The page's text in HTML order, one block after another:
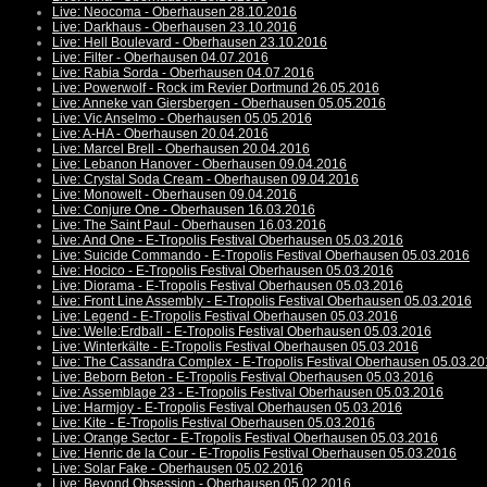
Live: Neocoma - Oberhausen 28.10.2016
Live: Darkhaus - Oberhausen 23.10.2016
Live: Hell Boulevard - Oberhausen 23.10.2016
Live: Filter - Oberhausen 04.07.2016
Live: Rabia Sorda - Oberhausen 04.07.2016
Live: Powerwolf - Rock im Revier Dortmund 26.05.2016
Live: Anneke van Giersbergen - Oberhausen 05.05.2016
Live: Vic Anselmo - Oberhausen 05.05.2016
Live: A-HA - Oberhausen 20.04.2016
Live: Marcel Brell - Oberhausen 20.04.2016
Live: Lebanon Hanover - Oberhausen 09.04.2016
Live: Crystal Soda Cream - Oberhausen 09.04.2016
Live: Monowelt - Oberhausen 09.04.2016
Live: Conjure One - Oberhausen 16.03.2016
Live: The Saint Paul - Oberhausen 16.03.2016
Live: And One - E-Tropolis Festival Oberhausen 05.03.2016
Live: Suicide Commando - E-Tropolis Festival Oberhausen 05.03.2016
Live: Hocico - E-Tropolis Festival Oberhausen 05.03.2016
Live: Diorama - E-Tropolis Festival Oberhausen 05.03.2016
Live: Front Line Assembly - E-Tropolis Festival Oberhausen 05.03.2016
Live: Legend - E-Tropolis Festival Oberhausen 05.03.2016
Live: Welle:Erdball - E-Tropolis Festival Oberhausen 05.03.2016
Live: Winterkälte - E-Tropolis Festival Oberhausen 05.03.2016
Live: The Cassandra Complex - E-Tropolis Festival Oberhausen
Live: Beborn Beton - E-Tropolis Festival Oberhausen 05.03.2016
Live: Assemblage 23 - E-Tropolis Festival Oberhausen 05.03.2016
Live: Harmjoy - E-Tropolis Festival Oberhausen 05.03.2016
Live: Kite - E-Tropolis Festival Oberhausen 05.03.2016
Live: Orange Sector - E-Tropolis Festival Oberhausen 05.03.2016
Live: Henric de la Cour - E-Tropolis Festival Oberhausen 05.03.2016
Live: Solar Fake - Oberhausen 05.02.2016